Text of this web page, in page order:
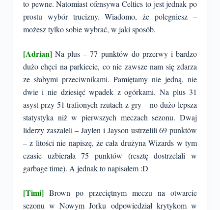
to pewne. Natomiast ofensywa Celtics to jest jednak po
prostu wybór trucizny. Wiadomo, że polegniesz –
możesz tylko sobie wybrać, w jaki sposób.
[Adrian] Na plus – 77 punktów do przerwy i bardzo
dużo chęci na parkiecie, co nie zawsze nam się zdarza
ze słabymi przeciwnikami. Pamiętamy nie jedną, nie
dwie i nie dziesięć wpadek z ogórkami. Na plus 31
asyst przy 51 trafionych rzutach z gry – no dużo lepsza
statystyka niż w pierwszych meczach sezonu. Dwaj
liderzy zaszaleli – Jaylen i Jayson ustrzelili 69 punktów
– z litości nie napiszę, że cała drużyna Wizards w tym
czasie uzbierała 75 punktów (resztę dostrzelali w
garbage time). A jednak to napisałem :D
[Timi]Brown po przeciętnym meczu na otwarcie
sezonu w Nowym Jorku odpowiedział krytykom w